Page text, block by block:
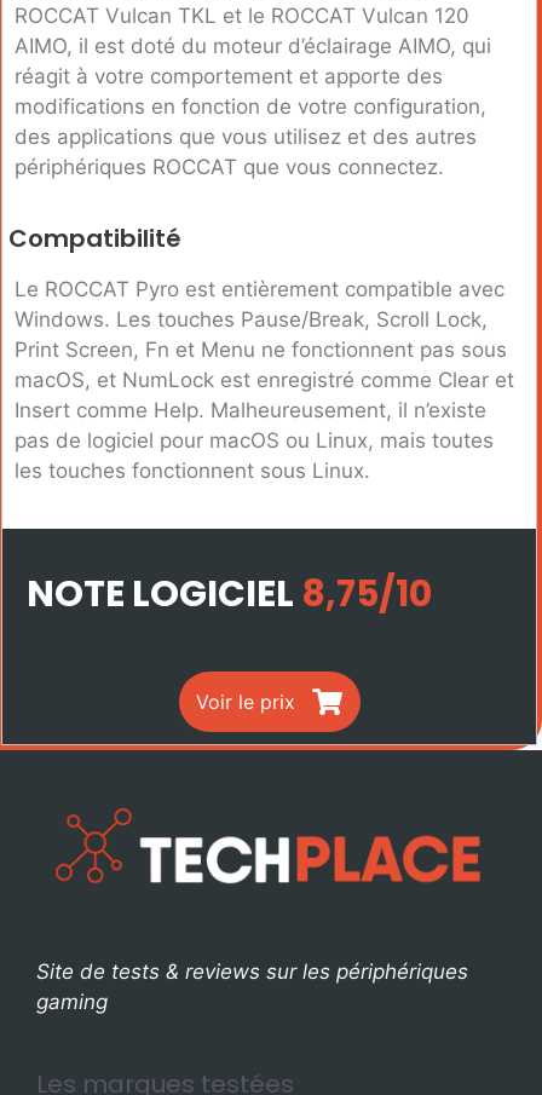
ROCCAT Vulcan TKL et le ROCCAT Vulcan 120
AIMO, il est doté du moteur d’éclairage AIMO, qui
réagit à votre comportement et apporte des
modifications en fonction de votre configuration,
des applications que vous utilisez et des autres
périphériques ROCCAT que vous connectez.
Compatibilité
Le ROCCAT Pyro est entièrement compatible avec
Windows. Les touches Pause/Break, Scroll Lock,
Print Screen, Fn et Menu ne fonctionnent pas sous
macOS, et NumLock est enregistré comme Clear et
Insert comme Help. Malheureusement, il n’existe
pas de logiciel pour macOS ou Linux, mais toutes
les touches fonctionnent sous Linux.
NOTE LOGICIEL 8,75/10
Voir le prix
Site de tests & reviews sur les périphériques
gaming
Les marques testées